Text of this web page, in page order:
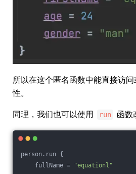
所以在这个匿名函数中能直接访
性。
同理，我们也可以使用 run 函数
person.run {
fullName =
"equationl"